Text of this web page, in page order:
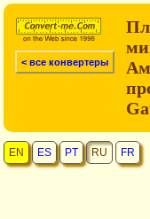
< все конвертеры
EN ES PT RU FR